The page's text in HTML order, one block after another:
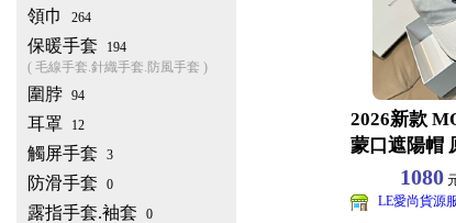
領巾 264
保暖手套
194
( 毛線手套.針織手套.防風手套 )
圍脖 94
耳罩 12
觸屏手套 3
防滑手套 0
露指手套.袖套
0
2026新款
蒙口遮陽帽
球帽批發
1080
LE愛尚貨源